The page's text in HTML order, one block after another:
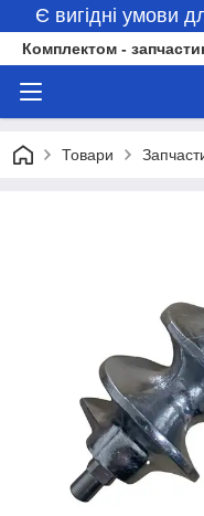
Є вигідні умови
Комплектом -
Товари